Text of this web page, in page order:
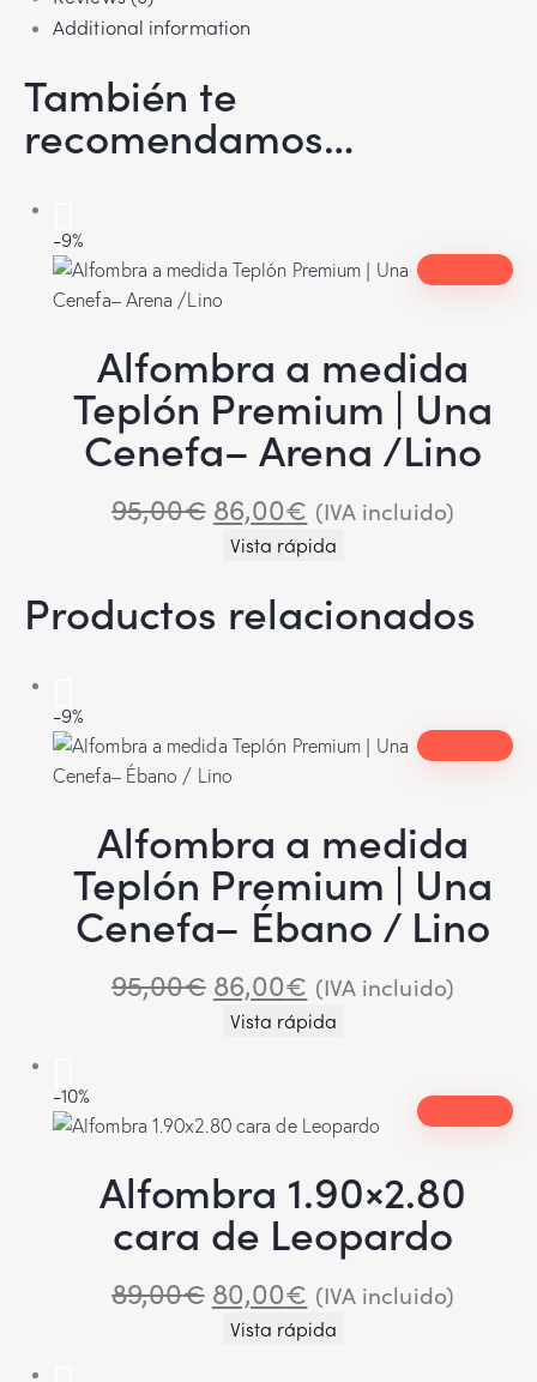
Additional information
También te
recomendamos…
-9%
Alfombra a medida
Teplón Premium | Una
Cenefa– Arena /Lino
95,00€ 86,00€ (IVA incluido)
Vista rápida
Productos relacionados
-9%
Alfombra a medida
Teplón Premium | Una
Cenefa– Ébano / Lino
95,00€ 86,00€ (IVA incluido)
Vista rápida
-10%
Alfombra 1.90×2.80
cara de Leopardo
89,00€ 80,00€ (IVA incluido)
Vista rápida